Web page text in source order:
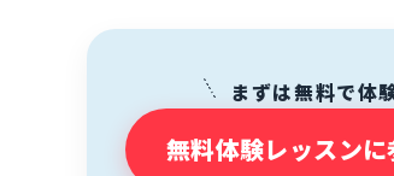
まずは無料で体
無料体験レッスンに